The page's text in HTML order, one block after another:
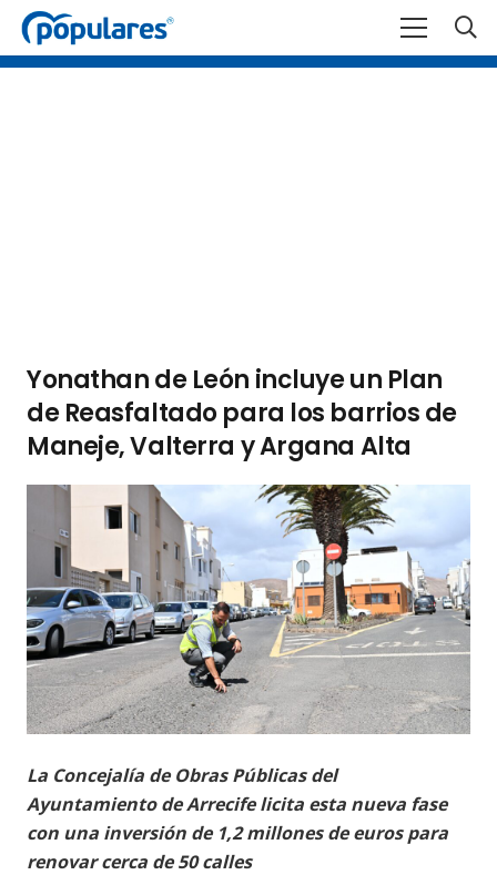
Yonathan de León incluye un Plan
de Reasfaltado para los barrios de
Maneje, Valterra y Argana Alta
La Concejalía de Obras Públicas del
Ayuntamiento de Arrecife licita esta nueva fase
con una inversión de 1,2 millones de euros para
renovar cerca de 50 calles